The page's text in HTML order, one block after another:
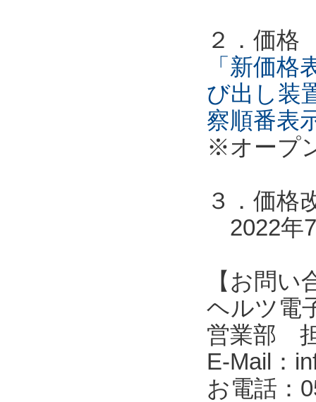
２．価格
「新価
び出し装
察順番表
※オープ
３．価格
2022年
【お問い
ヘルツ電
営業部
E-Mail：
お電話：